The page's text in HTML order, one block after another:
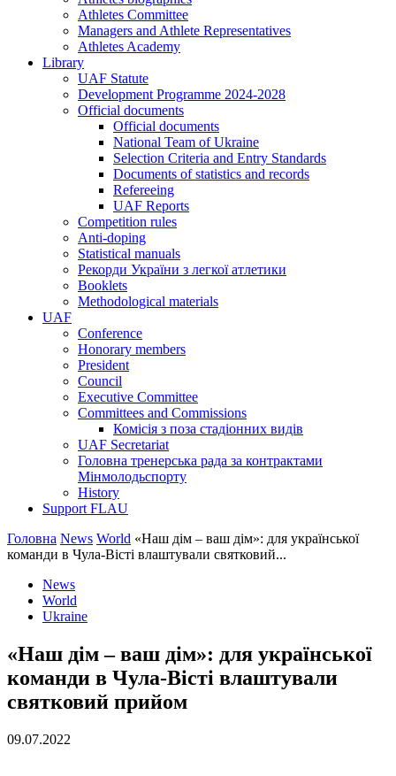
Athletes Committee
Managers and Athlete Representatives
Athletes Academy
Library
UAF Statute
Development Programme 2024-2028
Official documents
Official documents
National Team of Ukraine
Selection Criteria and Entry Standards
Documents of statistics and records
Refereeing
UAF Reports
Competition rules
Anti-doping
Statistical manuals
Рекорди України з легкої атлетики
Booklets
Methodological materials
UAF
Conference
Honorary members
President
Council
Executive Committee
Committees and Commissions
Комісія з поза стадіонних видів
UAF Secretariat
Головна тренерська рада за контрактами
Мінмолодьспорту
History
Support FLAU
Головна News World «Наш дім – ваш дім»: для української
команди в Чула-Вісті влаштували святковий...
News
World
Ukraine
«Наш дім – ваш дім»: для української
команди в Чула-Вісті влаштували
святковий прийом
09.07.2022